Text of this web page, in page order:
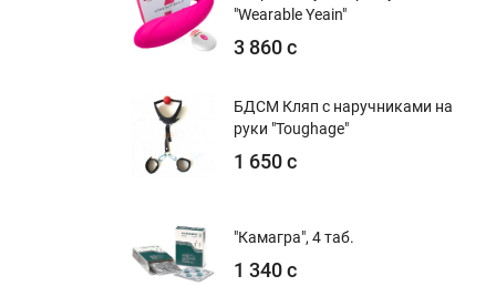
"Wearable Yeain"
3 860 с
БДСМ Кляп с наручниками на
руки "Toughage"
1 650 с
"Камагра", 4 таб.
1 340 с